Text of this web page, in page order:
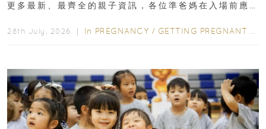
更多最新、最齊全的親子資訊，各位準爸媽在入場前應
28th July, 2026 ｜ In PREGNANCY / GETTING PREGNANT